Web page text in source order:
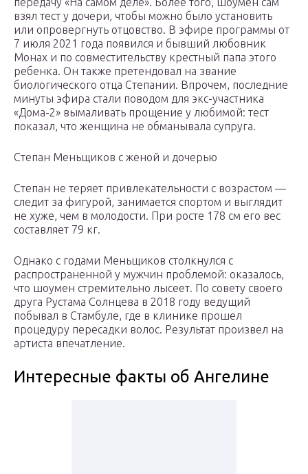
взял тест у дочери, чтобы можно было установить
или опровергнуть отцовство. В эфире программы от
7 июля 2021 года появился и бывший любовник
Монах и по совместительству крестный папа этого
ребенка. Он также претендовал на звание
биологического отца Степании. Впрочем, последние
минуты эфира стали поводом для экс-участника
«Дома-2» вымаливать прощение у любимой: тест
показал, что женщина не обманывала супруга.
Степан Меньщиков с женой и дочерью
Степан не теряет привлекательности с возрастом —
следит за фигурой, занимается спортом и выглядит
не хуже, чем в молодости. При росте 178 см его вес
составляет 79 кг.
Однако с годами Меньщиков столкнулся с
распространенной у мужчин проблемой: оказалось,
что шоумен стремительно лысеет. По совету своего
друга Рустама Солнцева в 2018 году ведущий
побывал в Стамбуле, где в клинике прошел
процедуру пересадки волос. Результат произвел на
артиста впечатление.
Интересные факты об Ангелине